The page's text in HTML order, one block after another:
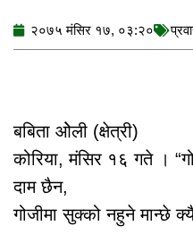
२०७५ मंसिर १७, ०३:२०
बबिता ओेली (क्षेत्री)
कोरिया, मंसिर १६ गते ।
दाम छैन,
गोजीमा सुक्को नहुने मान्छे